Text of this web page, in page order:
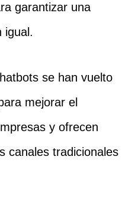
garantizar una
igual.
se han vuelto
mejorar el
y ofrecen
canales tradicionales